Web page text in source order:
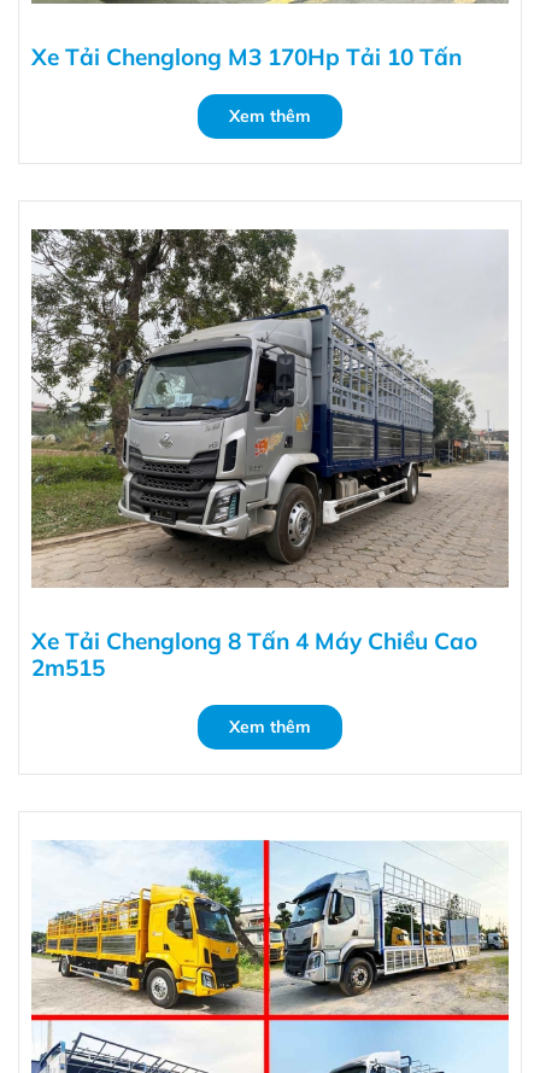
Xe Tải Chenglong M3 170Hp Tải 10 Tấn
Xem thêm
Xe Tải Chenglong 8 Tấn 4 Máy Chiều Cao
2m515
Xem thêm